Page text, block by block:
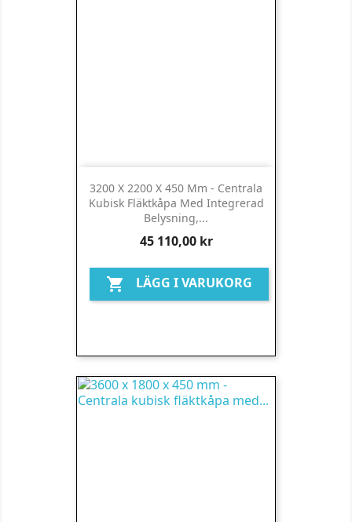
3200 X 2200 X 450 Mm - Centrala
Kubisk Fläktkåpa Med Integrerad
Belysning,...
Pris
45 110,00 kr
 LÄGG I VARUKORG